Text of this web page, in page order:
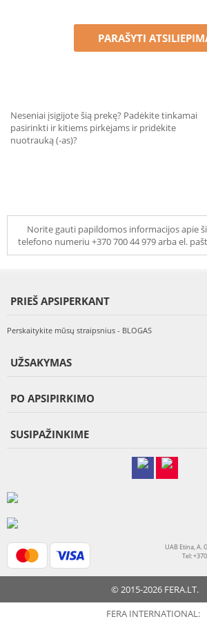
PARAŠYTI
Neseniai įsigijote šią prekę? Padėkite tinkamai
pasirinkti ir kitiems pirkėjams ir pridėkite
nuotrauką (-as)?
Norite gauti papildomos informacijos apie
telefono numeriu +370 700 44 979 arba el.
PRIEŠ APSIPERKANT
Perskaitykite mūsų straipsnius - BLOGAS
UŽSAKYMAS
PO APSIPIRKIMO
SUSIPAŽINKIME
UAB Etina, A.
Tel:
© 2015-2026 FERA.LT.
FERA INTERNATIONAL: